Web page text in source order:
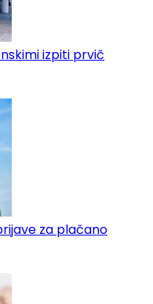
izpiti prvič
za plačano